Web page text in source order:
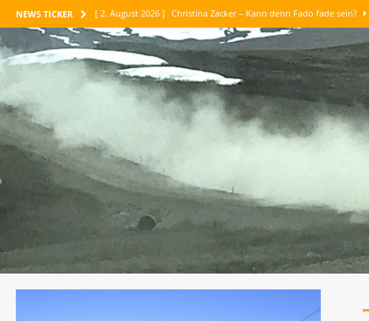
NEWS TICKER [ 2. August 2026 ] Christina Zacker – Kann denn Fado fade sein?
[ 1. August 2026 ] Maike Maja Nowak – Abenteuer Vertrauen
[ 30. Juli 2026 ] Jean-Paul Belmondo – Meine tausend Leben
[ 26. Juli 2026 ] Maria Konnikova – Die Kunst des logischen
[ 6. August 2026 ] Corinne Luca – Am liebsten sind mir die